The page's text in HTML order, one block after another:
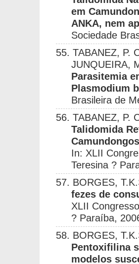
em
ANKA, nem
Sociedade
55. TABANEZ, P.
JUNQUEIRA,
Parasitemia
Plasmodium
Brasileira de
56. TABANEZ, P.
Talidomida
In: XLII
Teresina ?
57. BORGES,
fezes de
XLII
? Paraíba,
58. BORGES,
Pentoxifilina
modelos